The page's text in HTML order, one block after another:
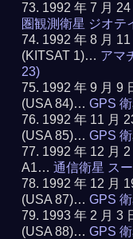
1992 年 7 月
圏観測衛星 ジオテ
1992 年 8 月
(KITSAT 1)… アマ
23)
1992 年 9 月 9
(USA 84)…GPS
1992 年 11 月
(USA 85)…GPS
1992 年 12 月
A1…通信衛星 ス
1992 年 12 月
(USA 87)…GPS
1993 年 2 月 3
(USA 88)…GPS